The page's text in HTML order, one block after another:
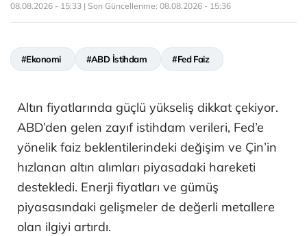
08.08.2026 - 15:33 | Son Güncellenme: 08.08.2026 - 15:36
#Ekonomi #ABD İstihdam #Fed Faiz
Altın fiyatlarında güçlü yükseliş dikkat çekiyor.
ABD’den gelen zayıf istihdam verileri, Fed’e
yönelik faiz beklentilerindeki değişim ve Çin’in
hızlanan altın alımları piyasadaki hareketi
destekledi. Enerji fiyatları ve gümüş
piyasasındaki gelişmeler de değerli metallere
olan ilgiyi artırdı.